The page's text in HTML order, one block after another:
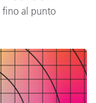
fino al punto